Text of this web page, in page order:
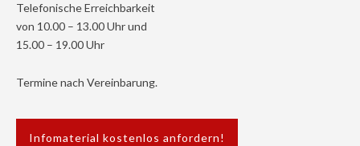
Telefonische Erreichbarkeit
von 10.00 – 13.00 Uhr und
15.00 – 19.00 Uhr
Termine nach Vereinbarung.
Infomaterial kostenlos anfordern!